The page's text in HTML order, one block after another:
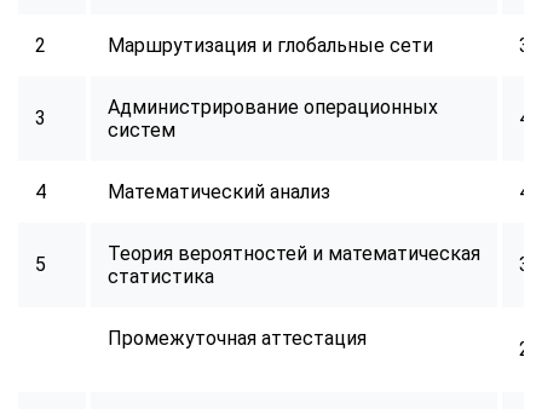
2 Маршрутизация и глобальные сети 32
3
Администрирование операционных
систем
40
4 Математический анализ 40
5
Теория вероятностей и математическая
статистика
32
Промежуточная аттестация 2